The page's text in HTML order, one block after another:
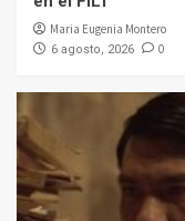
Maria Eugenia Montero
6 agosto, 2026 0